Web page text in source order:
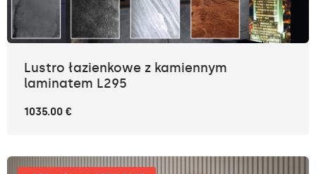
Lustro łazienkowe z kamiennym
laminatem L295
1035.00 €